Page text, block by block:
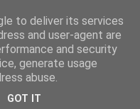
to deliver its services
and user-agent are
and security
generate usage
abuse.
GOT IT